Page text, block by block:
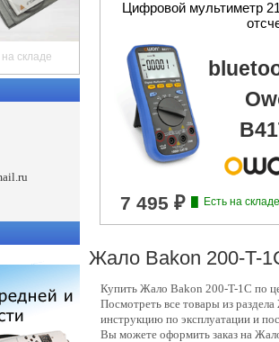
Цифровой мультиметр
Жало Bakon 200-T-
Купить Жало Bakon 200-T-1C по
Посмотреть все товары из
инструкцию по эксплуатации и
Вы можете оформить заказ на